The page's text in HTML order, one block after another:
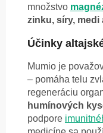
množstvo
zinku, síry, medi
Účinky
Mumio je
– pomáha telu
regeneráciu
humínových
podpore